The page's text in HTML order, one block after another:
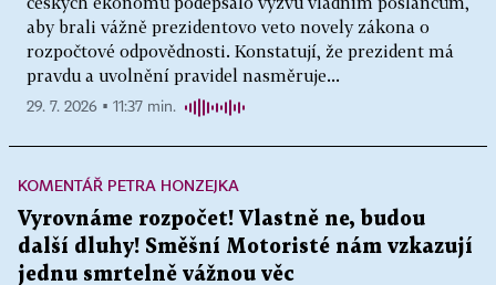
aby brali vážně prezidentovo veto novely zákona o
rozpočtové odpovědnosti. Konstatují, že prezident má
pravdu a uvolnění pravidel nasměruje...
29. 7. 2026 ▪ 11:37 min.
KOMENTÁŘ PETRA HONZEJKA
Vyrovnáme rozpočet! Vlastně ne, budou
další dluhy! Směšní Motoristé nám vzkazují
jednu smrtelně vážnou věc